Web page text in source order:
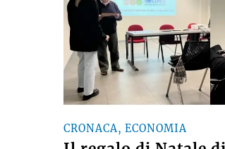
CRONACA, ECONOMIA